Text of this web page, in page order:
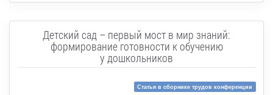
Детский сад – первый мост в мир знаний:
формирование готовности к обучению
у дошкольников
Статья в сборнике трудов конференции